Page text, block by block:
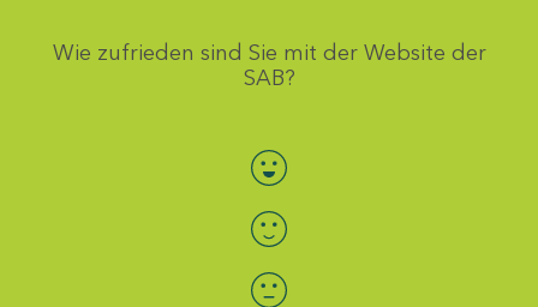
Wie zufrieden sind Sie mit der Website der
SAB?
Bewertung auswählen